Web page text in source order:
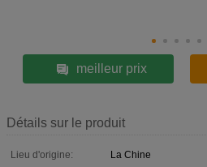
meilleur prix
Détails sur le produit
Lieu d'origine:
La Chine